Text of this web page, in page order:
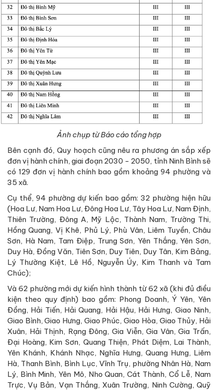
Ảnh chụp từ Báo cáo tổng hợp
Bên cạnh đó, Quy hoạch cũng nêu ra phương án sắp xếp
đơn vị hành chính, giai đoạn 2030 - 2050, tỉnh Ninh Bình sẽ
có 129 đơn vị hành chính bao gồm khoảng 94 phường và
35 xã.
Cụ thể, 94 phường dự kiến bao gồm: 32 phường hiện hữu
(Hoa Lư, Nam Hoa Lư, Đông Hoa Lư, Tây Hoa Lư, Nam Định,
Thiên Trường, Đông A, Mỹ Lộc, Thành Nam, Trường Thi,
Hồng Quang, Vị Khê, Phủ Lý, Phù Vân, Liêm Tuyền, Châu
Sơn, Hà Nam, Tam Điệp, Trung Sơn, Yên Thắng, Yên Sơn,
Duy Hà, Đồng Văn, Tiên Sơn, Duy Tiên, Duy Tân, Kim Bảng,
Lý Thường Kiệt, Lê Hồ, Nguyễn Úy, Kim Thanh và Tam
Chúc);
Và 62 phường mới dự kiến hình thành từ 62 xã (khi đủ điều
kiện theo quy định) bao gồm: Phong Doanh, Ý Yên, Yên
Đồng, Hải Tiến, Hải Quang, Hải Hậu, Hải Hưng, Giao Ninh,
Giao Bình, Giao Hưng, Giao Phúc, Giao Hòa, Giao Thủy, Hải
Xuân, Hải Thịnh, Rạng Đông, Gia Viễn, Gia Vân, Gia Trấn,
Đại Hoàng, Kim Sơn, Quang Thiện, Phát Diệm, Lai Thành,
Yên Khánh, Khánh Nhạc, Nghĩa Hưng, Quang Hưng, Liêm
Hà, Thanh Bình, Bình Lục, Vĩnh Trụ, phường Nhân Hà, Nam
Lý, Bình Minh, Yên Mô, Nho Quan, Cát Thành, Cổ Lễ, Nam
Trực, Vụ Bản, Vạn Thắng, Xuân Trường, Ninh Cường, Quỹ